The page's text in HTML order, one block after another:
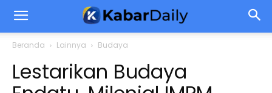
Beranda Lainnya Budaya
Lestarikan Budaya